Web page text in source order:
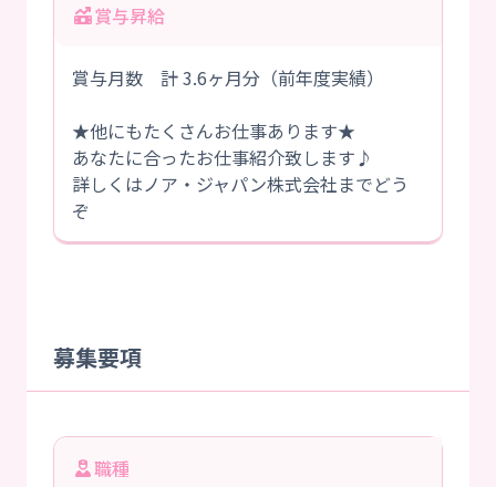
賞与昇給
賞与月数 計 3.6ヶ月分（前年度実績）
★他にもたくさんお仕事あります★
あなたに合ったお仕事紹介致します♪
詳しくはノア・ジャパン株式会社までどう
ぞ
募集要項
職種